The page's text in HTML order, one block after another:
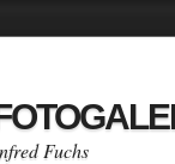
Fuchs